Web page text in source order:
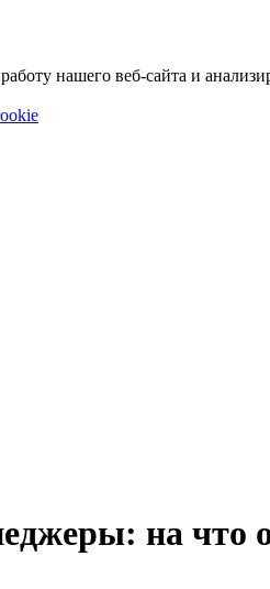
нашего веб-сайта и
на что